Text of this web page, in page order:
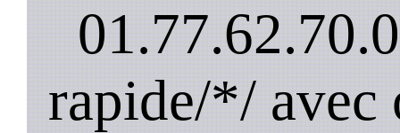
rapide/*/ avec